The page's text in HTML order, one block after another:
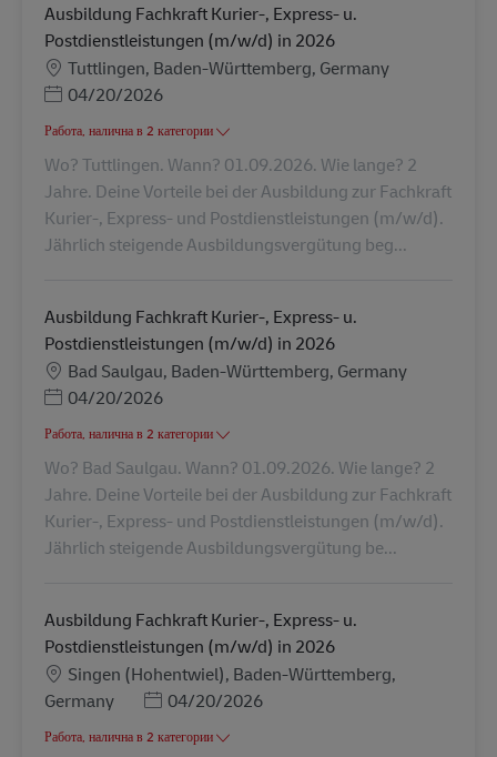
Ausbildung Fachkraft Kurier-, Express- u.
Postdienstleistungen (m/w/d) in 2026
Местоположение
Tuttlingen, Baden-Württemberg, Germany
Posted Date
04/20/2026
Работа, налична в 2 категории
Wo? Tuttlingen. Wann? 01.09.2026. Wie lange? 2
Jahre. Deine Vorteile bei der Ausbildung zur Fachkraft
Kurier-, Express- und Postdienstleistungen (m/w/d).
Jährlich steigende Ausbildungsvergütung beg...
Ausbildung Fachkraft Kurier-, Express- u.
Postdienstleistungen (m/w/d) in 2026
Местоположение
Bad Saulgau, Baden-Württemberg, Germany
Posted Date
04/20/2026
Работа, налична в 2 категории
Wo? Bad Saulgau. Wann? 01.09.2026. Wie lange? 2
Jahre. Deine Vorteile bei der Ausbildung zur Fachkraft
Kurier-, Express- und Postdienstleistungen (m/w/d).
Jährlich steigende Ausbildungsvergütung be...
Ausbildung Fachkraft Kurier-, Express- u.
Postdienstleistungen (m/w/d) in 2026
Местоположение
Singen (Hohentwiel), Baden-Württemberg,
Germany
Posted Date
04/20/2026
Работа, налична в 2 категории